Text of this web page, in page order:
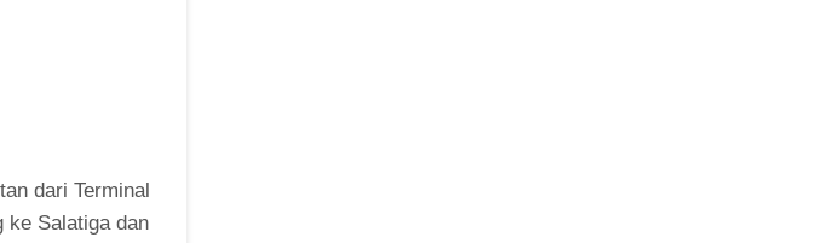
dari Terminal
ke Salatiga dan